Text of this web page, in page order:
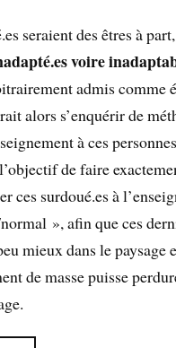
seraient des êtres à
voire
admis comme
alors s’enquérir de
à ces
de faire
ces surdoué.es à
», afin que ces
mieux dans le paysage
de masse puisse